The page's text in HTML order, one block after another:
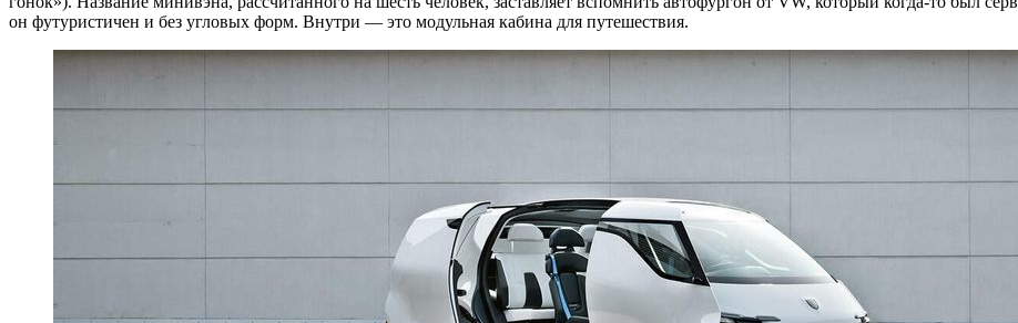
он футуристичен и без угловых форм. Внутри — это модульная кабина для путешествия.